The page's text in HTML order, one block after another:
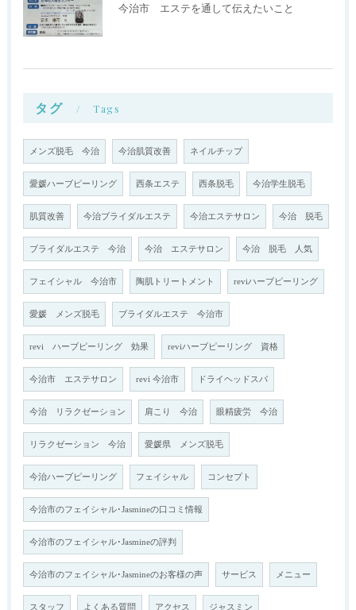
今治市 エステを通して伝えたいこと
タグ Tags
メンズ脱毛 今治 今治肌質改善 ネイルチップ
愛媛ハーブピーリング 西条エステ 西条脱毛 今治学生脱毛
肌質改善 今治ブライダルエステ 今治エステサロン 今治 脱毛
ブライダルエステ 今治 今治 エステサロン 今治 脱毛 人気
フェイシャル 今治市 陶肌トリートメント reviハーブピーリング
愛媛 メンズ脱毛 ブライダルエステ 今治市
revi ハーブピーリング 効果 reviハーブピーリング 資格
今治市 エステサロン revi 今治市 ドライヘッドスパ
今治 リラクゼーション 肩こり 今治 眼精疲労 今治
リラクゼーション 今治 愛媛県 メンズ脱毛
今治ハーブピーリング フェイシャル コンセプト
今治市のフェイシャル･Jasmineの口コミ情報
今治市のフェイシャル･Jasmineの評判
今治市のフェイシャル･Jasmineのお客様の声 サービス メニュー
スタッフ よくある質問 アクセス ジャスミン